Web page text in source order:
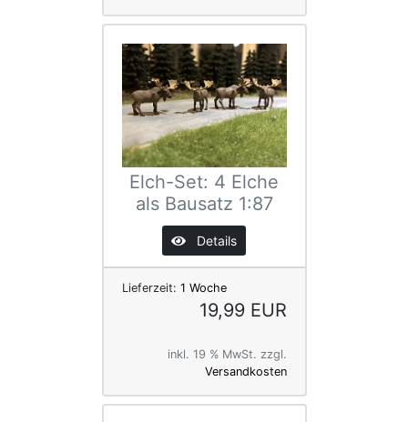
Elch-Set: 4 Elche
als Bausatz 1:87
Details
Lieferzeit: 1 Woche
19,99 EUR
inkl. 19 % MwSt. zzgl.
Versandkosten